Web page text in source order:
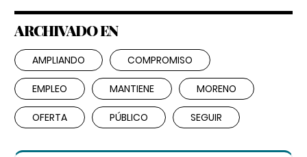
ARCHIVADO EN
AMPLIANDO COMPROMISO
EMPLEO MANTIENE MORENO
OFERTA PÚBLICO SEGUIR